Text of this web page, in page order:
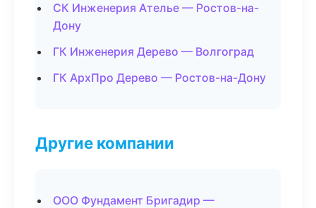
СК Инженерия Ателье — Ростов-на-
Дону
ГК Инженерия Дерево — Волгоград
ГК АрхПро Дерево — Ростов-на-Дону
Другие компании
ООО Фундамент Бригадир —